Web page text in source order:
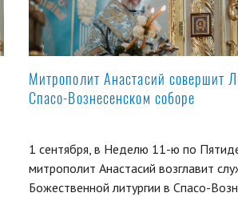
Митрополит Анастасий совершит
Спасо-Вознесенском соборе
1 сентября, в Неделю 11-ю по
митрополит Анастасий возглавит
Божественной литургии в Спасо-